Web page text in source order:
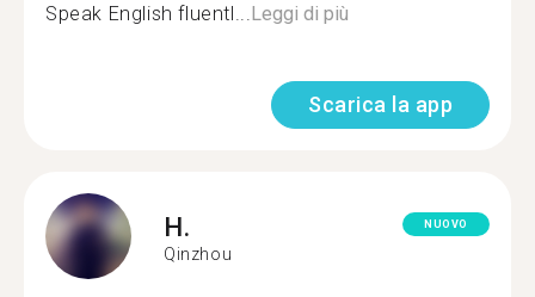
Speak English fluentl... Leggi di più
Scarica la app
H.
Qinzhou
NUOVO